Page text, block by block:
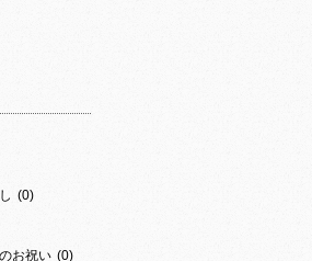
(0)
お祝い (0)